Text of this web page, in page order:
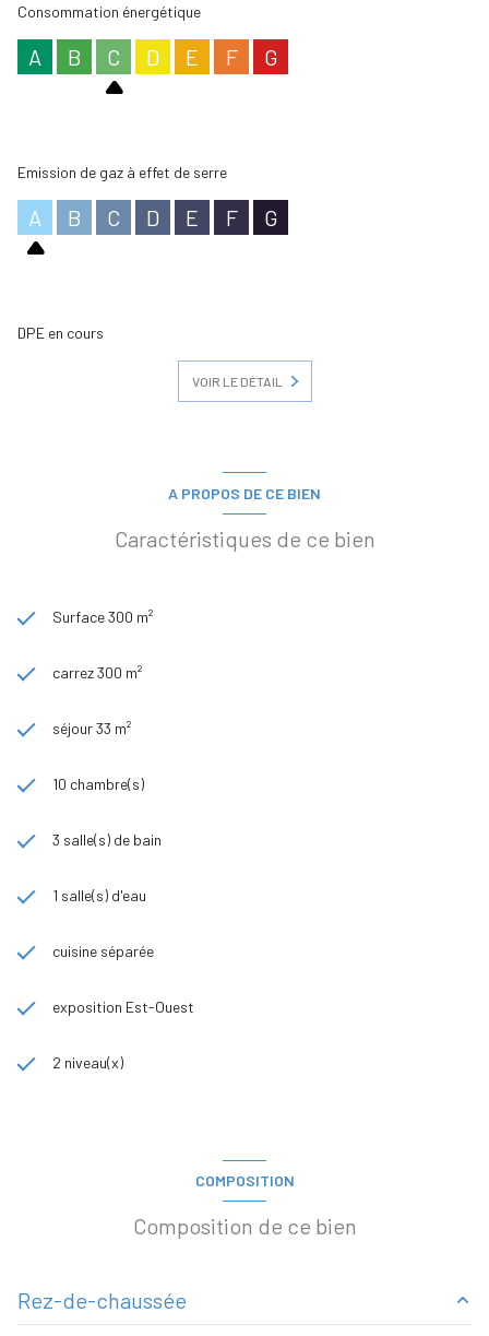
Consommation énergétique
A B C D E F G
Emission de gaz à effet de serre
A B C D E F G
DPE en cours
VOIR LE DÉTAIL
A PROPOS DE CE BIEN
Caractéristiques de ce bien
Surface 300 m²
carrez 300 m²
séjour 33 m²
10 chambre(s)
3 salle(s) de bain
1 salle(s) d'eau
cuisine séparée
exposition Est-Ouest
2 niveau(x)
COMPOSITION
Composition de ce bien
Rez-de-chaussée